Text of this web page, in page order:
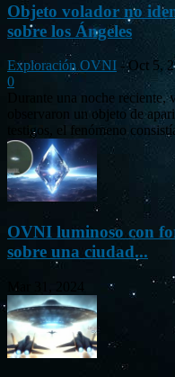
Objeto volador no
sobre los Ángeles
Exploración OVNI - Oct 5,
0
Durante una noche
observaron un objeto de
testigos, el fenómeno
OVNI luminoso con
sobre una ciudad...
Mar 31, 2024